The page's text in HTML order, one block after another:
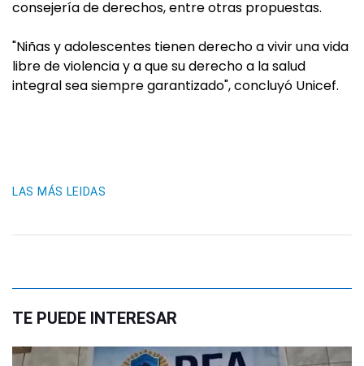
consejería de derechos, entre otras propuestas.
"Niñas y adolescentes tienen derecho a vivir una vida
libre de violencia y a que su derecho a la salud
integral sea siempre garantizado", concluyó Unicef.
LAS MÁS LEIDAS
TE PUEDE INTERESAR